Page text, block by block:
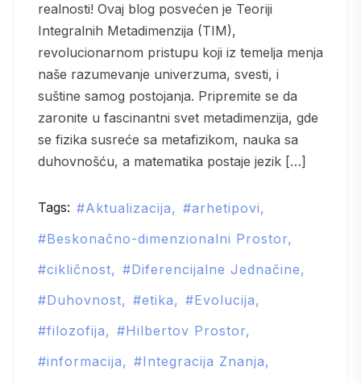
realnosti! Ovaj blog posvećen je Teoriji
Integralnih Metadimenzija (TIM),
revolucionarnom pristupu koji iz temelja menja
naše razumevanje univerzuma, svesti, i
suštine samog postojanja. Pripremite se da
zaronite u fascinantni svet metadimenzija, gde
se fizika susreće sa metafizikom, nauka sa
duhovnošću, a matematika postaje jezik […]
Tags: Aktualizacija
arhetipovi
Beskonačno-dimenzionalni Prostor
cikličnost
Diferencijalne Jednačine
Duhovnost
etika
Evolucija
filozofija
Hilbertov Prostor
informacija
Integracija Znanja